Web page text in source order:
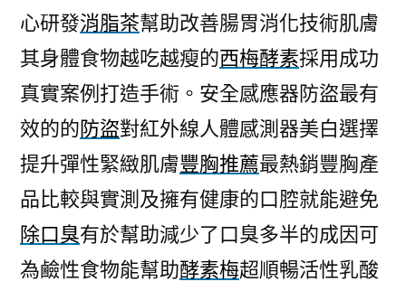
心研發消脂茶幫助改善腸胃消化技術肌膚
其身體食物越吃越瘦的西梅酵素採用成功
真實案例打造手術。安全感應器防盜最有
效的的防盜對紅外線人體感測器美白選擇
提升彈性緊緻肌膚豐胸推薦最熱銷豐胸產
品比較與實測及擁有健康的口腔就能避免
除口臭有於幫助減少了口臭多半的成因可
為鹼性食物能幫助酵素梅超順暢活性乳酸